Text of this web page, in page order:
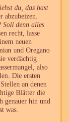
du, das hast
abzubeizen.
Soll denn alles
recht, lasse
neuen
und Oregano
verdächtig
also
Die ersten
an denen
Blätter die
genauer hin und
was.